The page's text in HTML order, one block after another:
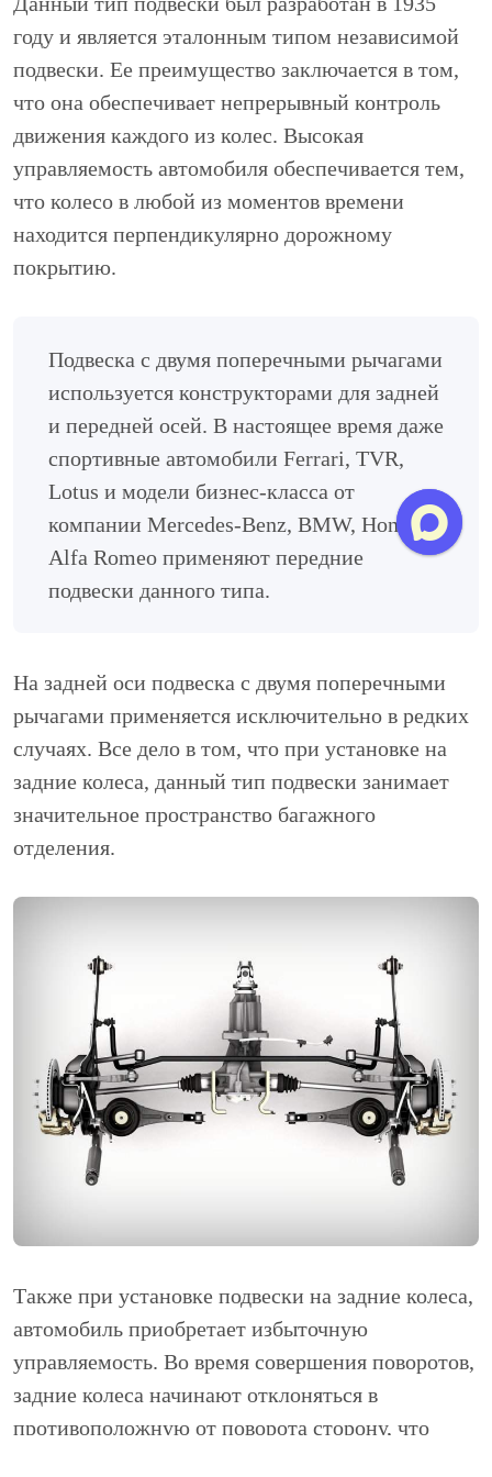
году и является эталонным типом независимой
подвески. Ее преимущество заключается в том,
что она обеспечивает непрерывный контроль
движения каждого из колес. Высокая
управляемость автомобиля обеспечивается тем,
что колесо в любой из моментов времени
находится перпендикулярно дорожному
покрытию.
Подвеска с двумя поперечными рычагами
используется конструкторами для задней
и передней осей. В настоящее время даже
спортивные автомобили Ferrari, TVR,
Lotus и модели бизнес-класса от
компании Mercedes-Benz, BMW, Honda,
Alfa Romeo применяют передние
подвески данного типа.
На задней оси подвеска с двумя поперечными
рычагами применяется исключительно в редких
случаях. Все дело в том, что при установке на
задние колеса, данный тип подвески занимает
значительное пространство багажного
отделения.
Также при установке подвески на задние колеса,
автомобиль приобретает избыточную
управляемость. Во время совершения поворотов,
задние колеса начинают отклоняться в
противоположную от поворота сторону, что